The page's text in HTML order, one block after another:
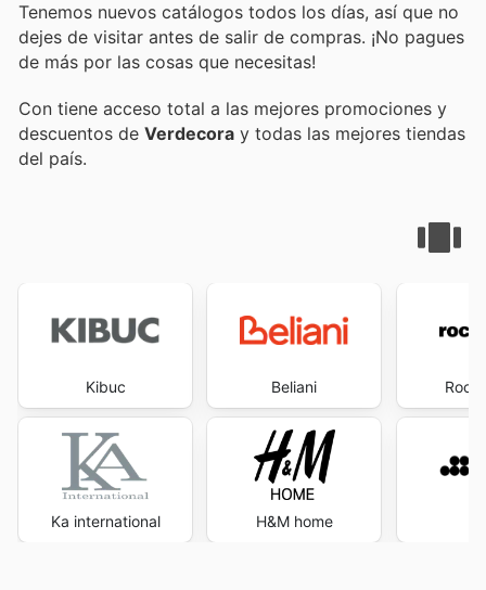
Tenemos nuevos catálogos todos los días, así que no
dejes de visitar antes de salir de compras. ¡No pagues
de más por las cosas que necesitas!
Con tiene acceso total a las mejores promociones y
descuentos de Verdecora y todas las mejores tiendas
del país.
Kibuc
Ka international
Beliani
H&M home